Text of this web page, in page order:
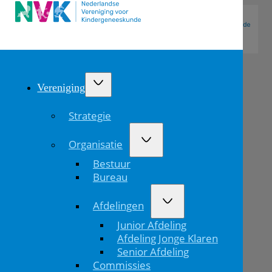
Vereniging
Strategie
Organisatie
Bestuur
Bureau
Afdelingen
Junior Afdeling
Afdeling Jonge Klaren
Senior Afdeling
Commissies
Kinderartsen